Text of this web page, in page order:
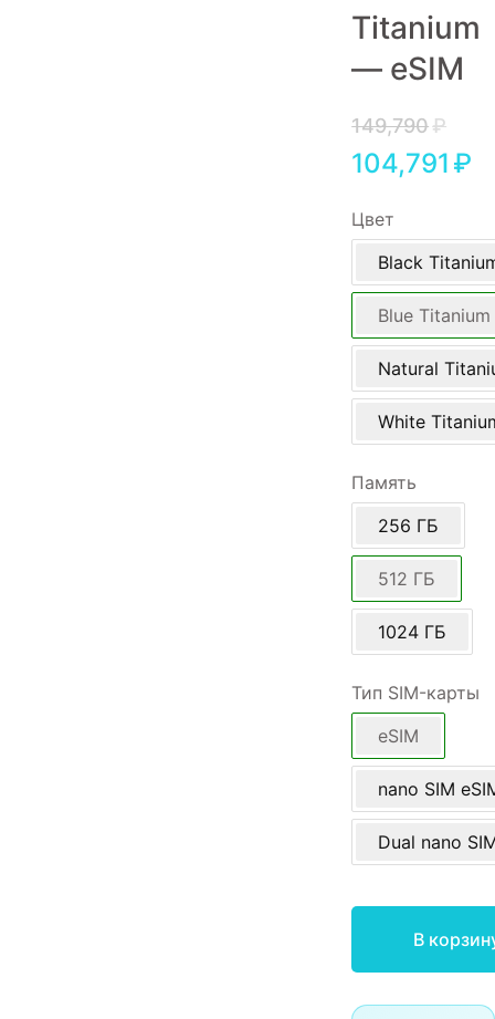
Titanium
— eSIM
149,790₽
104,791 ₽
Цвет
Black
Blue Titanium
Natural
White
Память
256 ГБ
512 ГБ
1024 ГБ
Тип SIM-карты
eSIM
nano SIM
Dual nano
В